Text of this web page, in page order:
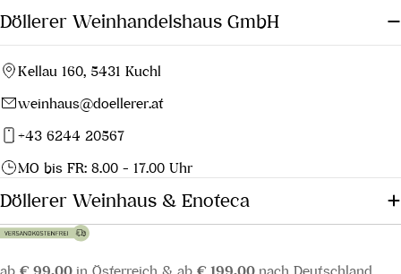
Döllerer Weinhandelshaus GmbH
Kellau 160, 5431 Kuchl
weinhaus@doellerer.at
+43 6244 20567
MO bis FR: 8.00 - 17.00 Uhr
Döllerer Weinhaus & Enoteca